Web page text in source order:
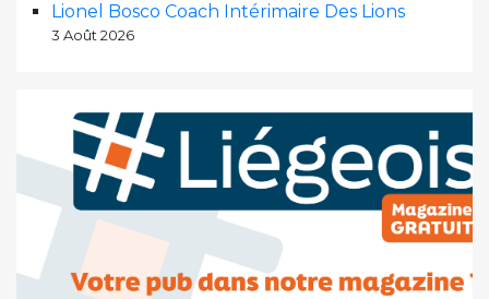
Lionel Bosco Coach Intérimaire Des Lions
3 Août 2026